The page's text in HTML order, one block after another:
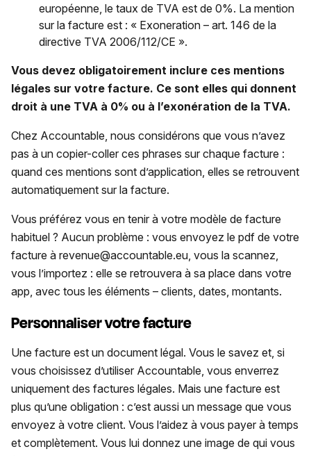
européenne, le taux de TVA est de 0%. La mention
sur la facture est : « Exoneration – art. 146 de la
directive TVA 2006/112/CE ».
Vous devez obligatoirement inclure ces mentions
légales sur votre facture. Ce sont elles qui donnent
droit à une TVA à 0% ou à l’exonération de la TVA.
Chez Accountable, nous considérons que vous n’avez
pas à un copier-coller ces phrases sur chaque facture :
quand ces mentions sont d’application, elles se retrouvent
automatiquement sur la facture.
Vous préférez vous en tenir à votre modèle de facture
habituel ? Aucun problème : vous envoyez le pdf de votre
facture à revenue@accountable.eu, vous la scannez,
vous l’importez : elle se retrouvera à sa place dans votre
app, avec tous les éléments – clients, dates, montants.
Personnaliser votre facture
Une facture est un document légal. Vous le savez et, si
vous choisissez d’utiliser Accountable, vous enverrez
uniquement des factures légales. Mais une facture est
plus qu’une obligation : c’est aussi un message que vous
envoyez à votre client. Vous l’aidez à vous payer à temps
et complètement. Vous lui donnez une image de qui vous